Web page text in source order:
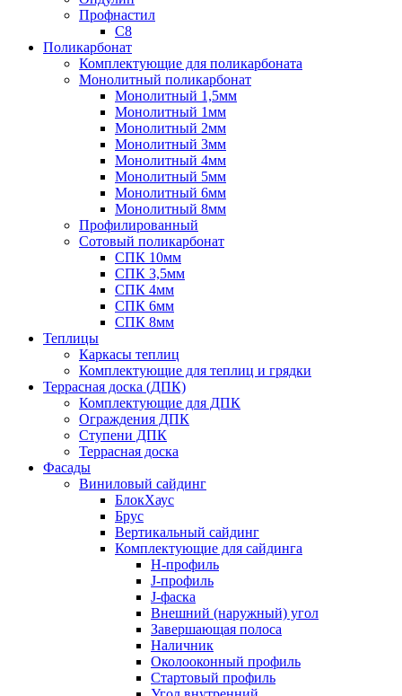
Профнастил
С8
Поликарбонат
Комплектующие для поликарбоната
Монолитный поликарбонат
Монолитный 1,5мм
Монолитный 1мм
Монолитный 2мм
Монолитный 3мм
Монолитный 4мм
Монолитный 5мм
Монолитный 6мм
Монолитный 8мм
Профилированный
Сотовый поликарбонат
СПК 10мм
СПК 3,5мм
СПК 4мм
СПК 6мм
СПК 8мм
Теплицы
Каркасы теплиц
Комплектующие для теплиц и грядки
Террасная доска (ДПК)
Комплектующие для ДПК
Ограждения ДПК
Ступени ДПК
Террасная доска
Фасады
Виниловый сайдинг
БлокХаус
Брус
Вертикальный сайдинг
Комплектующие для сайдинга
H-профиль
J-профиль
J-фаска
Внешний (наружный) угол
Завершающая полоса
Наличник
Околооконный профиль
Стартовый профиль